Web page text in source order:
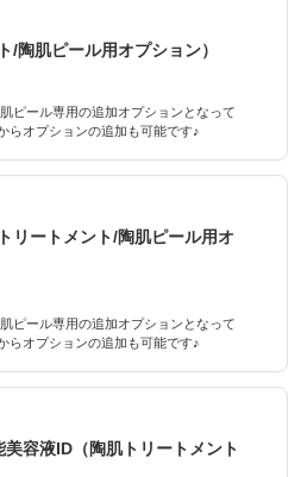
/陶肌ピール用オプション）
ピール専用の追加オプションとなって
らオプションの追加も可能です♪
リートメント/陶肌ピール用オ
ピール専用の追加オプションとなって
らオプションの追加も可能です♪
容液ID（陶肌トリートメント